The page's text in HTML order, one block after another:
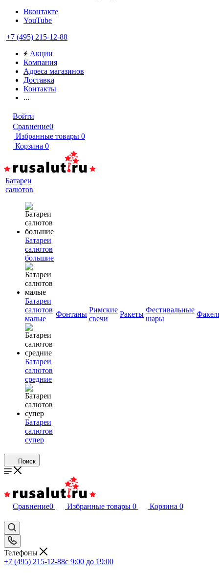
Вконтакте
YouTube
+7 (495) 215-12-88
Акции
Компания
Адреса магазинов
Доставка
Контакты
...
Войти
Сравнение0
Избранные товары 0
Корзина 0
Батареи
салютов
Батареи
салютов
большие
Батареи
салютов
малые
Батареи
салютов
средние
Батареи
салютов
супер
Фонтаны
Римские
свечи
Ракеты
Фестивальные
шары
Поиск
Сравнение0 Избранные товары 0 Корзина 0
Телефоны
+7 (495) 215-12-88c 9:00 до 19:00